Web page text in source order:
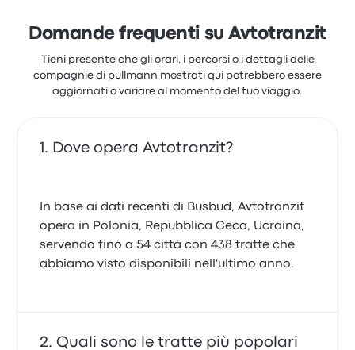
Domande frequenti su Avtotranzit
Tieni presente che gli orari, i percorsi o i dettagli delle
compagnie di pullmann mostrati qui potrebbero essere
aggiornati o variare al momento del tuo viaggio.
Dove opera Avtotranzit?
In base ai dati recenti di Busbud, Avtotranzit
opera in Polonia, Repubblica Ceca, Ucraina,
servendo fino a 54 città con 438 tratte che
abbiamo visto disponibili nell'ultimo anno.
Quali sono le tratte più popolari